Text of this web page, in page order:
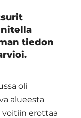
tiedon
oli
alueesta
voitiin erottaa